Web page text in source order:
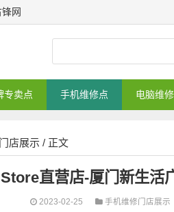
网
专卖点 手机维修点 电脑维
店展示 / 正文
直营店-厦门新生活
2023-02-25 手机维修门店展示